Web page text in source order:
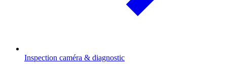
Inspection caméra & diagnostic